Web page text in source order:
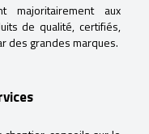
majoritairement aux
de qualité, certifiés,
des grandes marques.